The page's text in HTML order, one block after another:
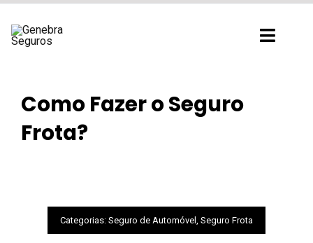
para
Como Fazer o Seguro
Frota?
Categorias: Seguro de Automóvel , Seguro Frota